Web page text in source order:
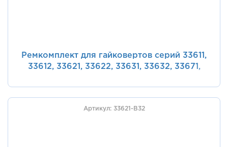
Ремкомплект для гайковертов серий 33611,
33612, 33621, 33622, 33631, 33632, 33671,
ударной насадки KING TONY 33611-A45
Артикул: 33621-B32